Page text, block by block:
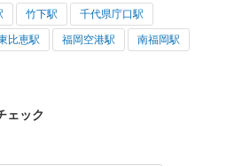
竹下駅 千代県庁口駅
比恵駅 福岡空港駅 南福岡駅
ェック